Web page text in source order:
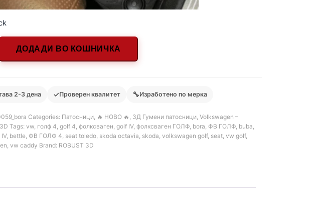
ДОДАДИ ВО КОШНИЧКА
2-3 дена ✓Проверен квалитет 🔧Изработено по мерка
Categories: Патосници 🔥 НОВО 🔥 3Д Гумени патосници Volkswagen –
Tags: vw голф 4 golf 4 фолксваген golf IV, фолксваген ГОЛФ bora ФВ ГОЛФ buba
, bettle ФВ ГОЛФ 4 seat toledo skoda octavia skoda volkswagen golf, seat vw golf,
vw caddy Brand: ROBUST 3D